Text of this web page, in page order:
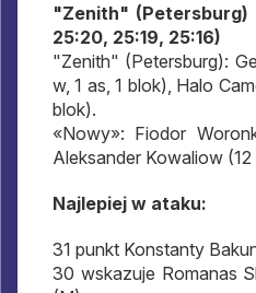
"Zenith" (Petersburg)
25:20, 25:19, 25:16)
"Zenith" (Petersburg):
w, 1 as, 1 blok), Halo
blok).
«Nowy»: Fiodor
Aleksander Kowaliow
Najlepiej w ataku:
31 punkt Konstanty
30 wskazuje Romanas